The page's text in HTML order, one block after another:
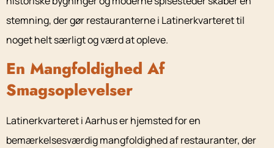
stemning, der gør restauranterne i Latinerkvarteret til
noget helt særligt og værd at opleve.
En Mangfoldighed Af
Smagsoplevelser
Latinerkvarteret i Aarhus er hjemsted for en
bemærkelsesværdig mangfoldighed af restauranter, der